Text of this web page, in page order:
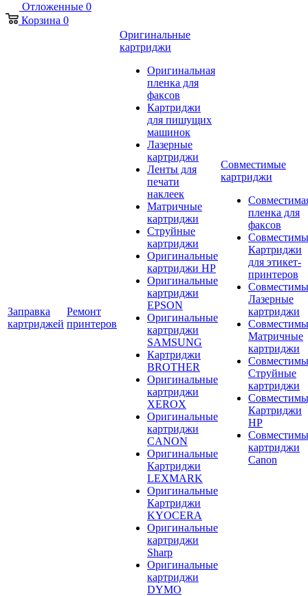
Отложенные 0
Корзина 0
Заправка
картриджей
Ремонт
принтеров
Оригинальные
картриджи
Оригинальная
пленка для
факсов
Картриджи
для пишущих
машинок
Лазерные
картриджи
Ленты для
печати
наклеек
Матричные
картриджи
Струйные
картриджи
Оригинальные
картриджи HP
Оригинальные
картриджи
EPSON
Оригинальные
картриджи
SAMSUNG
Картриджи
BROTHER
Оригинальные
картриджи
XEROX
Оригинальные
картриджи
CANON
Оригинальные
Картриджи
LEXMARK
Оригинальные
Картриджи
KYOCERA
Оригинальные
картриджи
Sharp
Оригинальные
картриджи
DYMO
Совместимые
картриджи
пленка для
факсов
Картриджи
для этикет-
принтеров
Лазерные
картриджи
Матричные
картриджи
Струйные
картриджи
Картриджи
HP
картриджи
Canon